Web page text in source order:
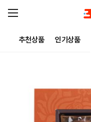
추천상품 인기상품